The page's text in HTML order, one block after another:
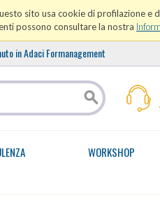
sito usa cookie di profilazione e
possono consultare la nostra
in Adaci Formanagement
WORKSHOP